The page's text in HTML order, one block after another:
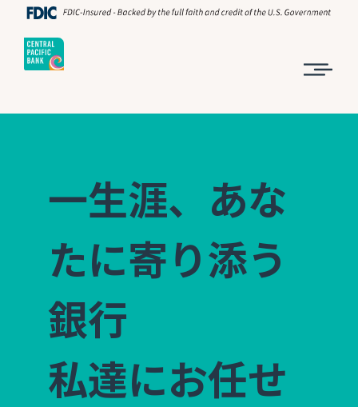
一生涯、あな
たに寄り添う
銀行
私達にお任せ